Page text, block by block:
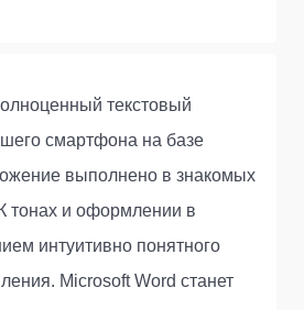
текстовый
смартфона на базе
выполнено в знакомых
тонах и оформлении в
интуитивно понятного
Microsoft Word станет